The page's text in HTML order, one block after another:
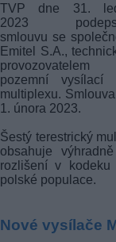
TVP dne 31.
2023
smlouvu se
Emitel S.A.,
provozovatelem
pozemní vysílací
multiplexu.
1. února 2023.
Šestý terestrický
obsahuje
rozlišení v
polské populace.
Nové vysílače